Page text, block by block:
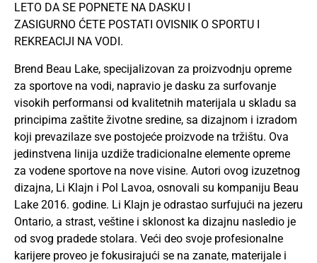
LETO DA SE POPNETE NA DASKU I
ZASIGURNO ĆETE POSTATI OVISNIK O SPORTU I
REKREACIJI NA VODI.
Brend Beau Lake, specijalizovan za proizvodnju opreme
za sportove na vodi, napravio je dasku za surfovanje
visokih performansi od kvalitetnih materijala u skladu sa
principima zaštite životne sredine, sa dizajnom i izradom
koji prevazilaze sve postojeće proizvode na tržištu. Ova
jedinstvena linija uzdiže tradicionalne elemente opreme
za vodene sportove na nove visine. Autori ovog izuzetnog
dizajna, Li Klajn i Pol Lavoa, osnovali su kompaniju Beau
Lake 2016. godine. Li Klajn je odrastao surfujući na jezeru
Ontario, a strast, veštine i sklonost ka dizajnu nasledio je
od svog pradede stolara. Veći deo svoje profesionalne
karijere proveo je fokusirajući se na zanate, materijale i